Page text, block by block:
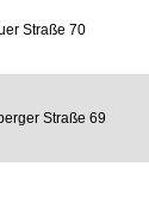
Straße 70
Straße 69